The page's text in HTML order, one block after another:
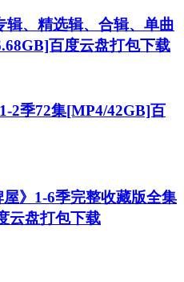
辑、精选辑、合辑、单曲
百度云盘打包下载
2季72集[MP4/42GB]百
》1-6季完整收藏版全集
云盘打包下载